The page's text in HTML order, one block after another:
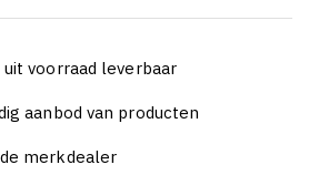
voorraad leverbaar
aanbod van producten
merkdealer